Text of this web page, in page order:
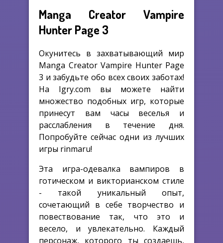
Manga Creator Vampire
Hunter Page 3
Окунитесь в захватывающий мир
Manga Creator Vampire Hunter Page
3 и забудьте обо всех своих заботах!
На Igry.com вы можете найти
множество подобных игр, которые
принесут вам часы веселья и
расслабления в течение дня.
Попробуйте сейчас одни из лучших
игры rinmaru!
Эта игра-одевалка вампиров в
готическом и викторианском стиле
- такой уникальный опыт,
сочетающий в себе творчество и
повествование так, что это и
весело, и увлекательно. Каждый
персонаж, которого ты создаешь,